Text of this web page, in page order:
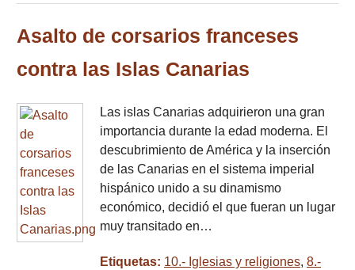
Asalto de corsarios franceses
contra las Islas Canarias
Las islas Canarias adquirieron una gran
importancia durante la edad moderna. El
descubrimiento de América y la inserción
de las Canarias en el sistema imperial
hispánico unido a su dinamismo
económico, decidió el que fueran un lugar
muy transitado en…
Etiquetas: 10.- Iglesias y religiones, 8.-